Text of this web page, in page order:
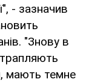
- зазначив
"Знову в
мають темне